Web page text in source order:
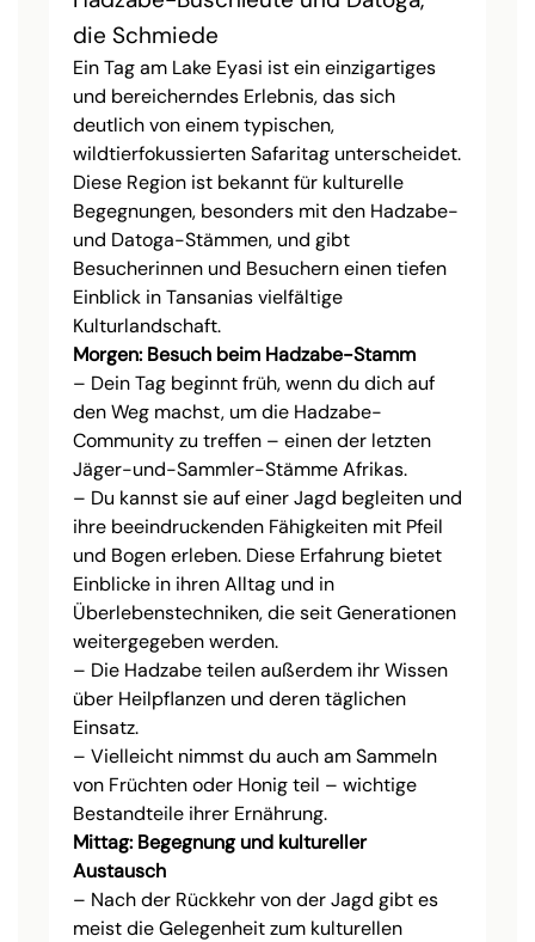
die Schmiede
Ein Tag am Lake Eyasi ist ein einzigartiges
und bereicherndes Erlebnis, das sich
deutlich von einem typischen,
wildtierfokussierten Safaritag unterscheidet.
Diese Region ist bekannt für kulturelle
Begegnungen, besonders mit den Hadzabe-
und Datoga-Stämmen, und gibt
Besucherinnen und Besuchern einen tiefen
Einblick in Tansanias vielfältige
Kulturlandschaft.
Morgen: Besuch beim Hadzabe-Stamm
– Dein Tag beginnt früh, wenn du dich auf
den Weg machst, um die Hadzabe-
Community zu treffen – einen der letzten
Jäger-und-Sammler-Stämme Afrikas.
– Du kannst sie auf einer Jagd begleiten und
ihre beeindruckenden Fähigkeiten mit Pfeil
und Bogen erleben. Diese Erfahrung bietet
Einblicke in ihren Alltag und in
Überlebenstechniken, die seit Generationen
weitergegeben werden.
– Die Hadzabe teilen außerdem ihr Wissen
über Heilpflanzen und deren täglichen
Einsatz.
– Vielleicht nimmst du auch am Sammeln
von Früchten oder Honig teil – wichtige
Bestandteile ihrer Ernährung.
Mittag: Begegnung und kultureller
Austausch
– Nach der Rückkehr von der Jagd gibt es
meist die Gelegenheit zum kulturellen